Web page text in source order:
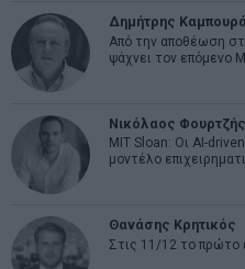
Δημήτρης
Από την αποθέωση
ψάχνει τον επόμενο
Νικόλαος Φουρτζής
MIT Sloan: Οι AI-
μοντέλο
Θανάσης Κρητικός
Στις 11/12 το πρώτο